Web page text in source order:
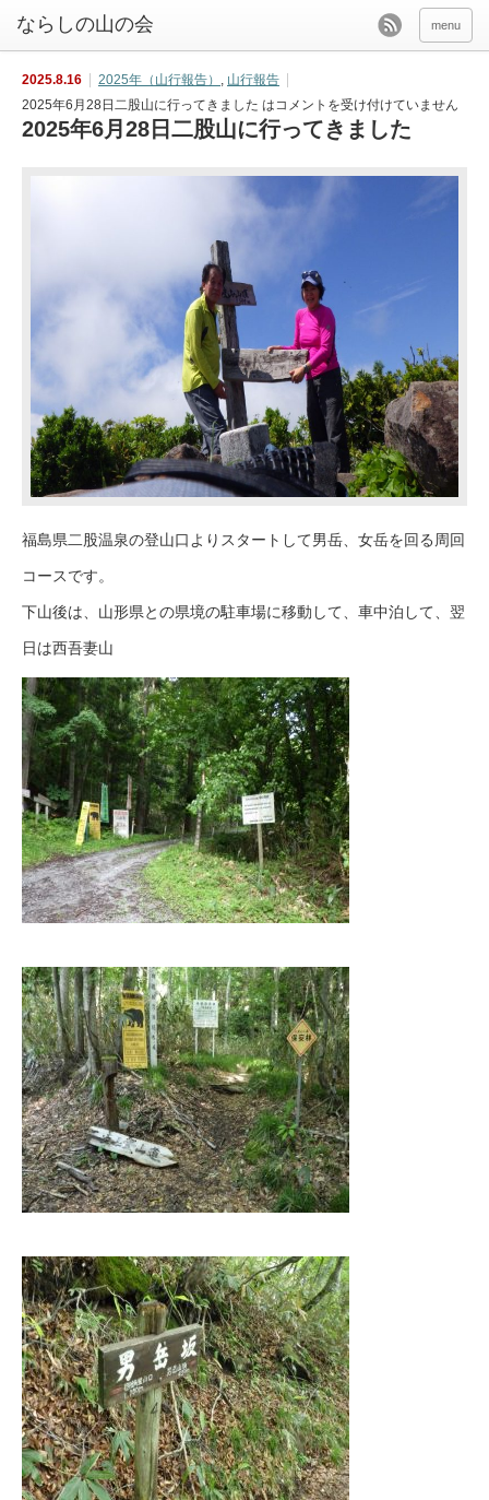
menu
2025.8.16 2025年（山行報告） , 山行報告
2025年6月28日二股山に行ってきました はコメントを受け付けていません
2025年6月28日二股山に行ってきました
福島県二股温泉の登山口よりスタートして男岳、女岳を回る周回
コースです。
下山後は、山形県との県境の駐車場に移動して、車中泊して、翌
日は西吾妻山